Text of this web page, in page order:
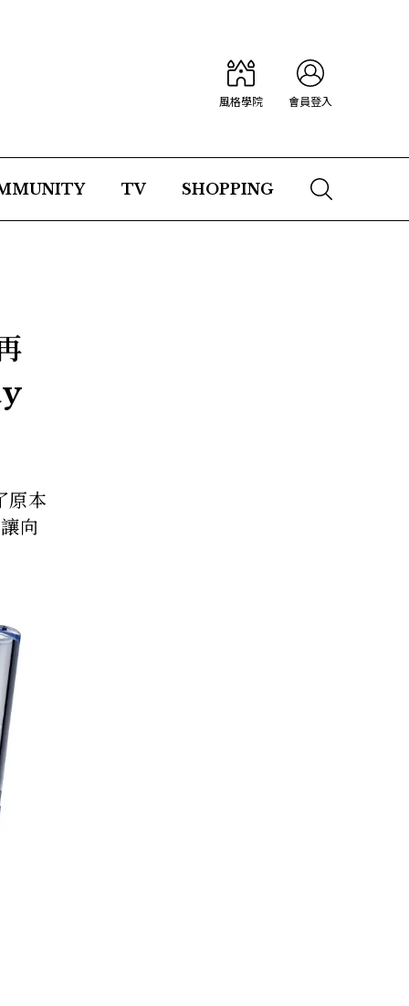
風格學院 會員登入
TV SHOPPING
原本
向